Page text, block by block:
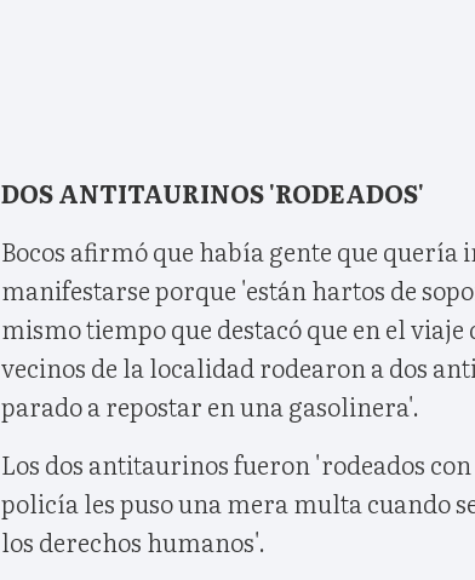
DOS ANTITAURINOS 'RODEADOS'
Bocos afirmó que había gente que quería
manifestarse porque 'están hartos de
mismo tiempo que destacó que en el
vecinos de la localidad rodearon a dos
parado a repostar en una gasolinera'.
Los dos antitaurinos fueron 'rodeados
policía les puso una mera multa cuando
los derechos humanos'.